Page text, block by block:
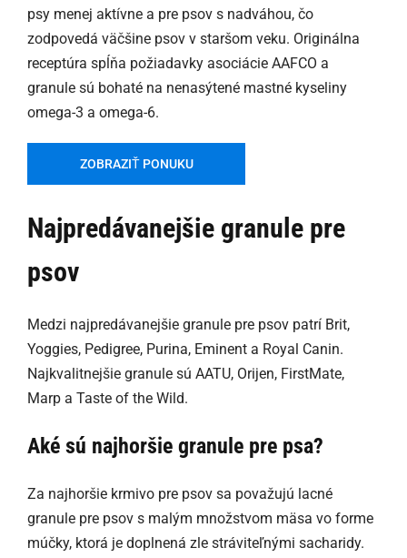
psy menej aktívne a pre psov s nadváhou, čo
zodpovedá väčšine psov v staršom veku. Originálna
receptúra spĺňa požiadavky asociácie AAFCO a
granule sú bohaté na nenasýtené mastné kyseliny
omega-3 a omega-6.
ZOBRAZIŤ PONUKU
Najpredávanejšie granule pre
psov
Medzi najpredávanejšie granule pre psov patrí Brit,
Yoggies, Pedigree, Purina, Eminent a Royal Canin.
Najkvalitnejšie granule sú AATU, Orijen, FirstMate,
Marp a Taste of the Wild.
Aké sú najhoršie granule pre psa?
Za najhoršie krmivo pre psov sa považujú lacné
granule pre psov s malým množstvom mäsa vo forme
múčky, ktorá je doplnená zle stráviteľnými sacharidy.